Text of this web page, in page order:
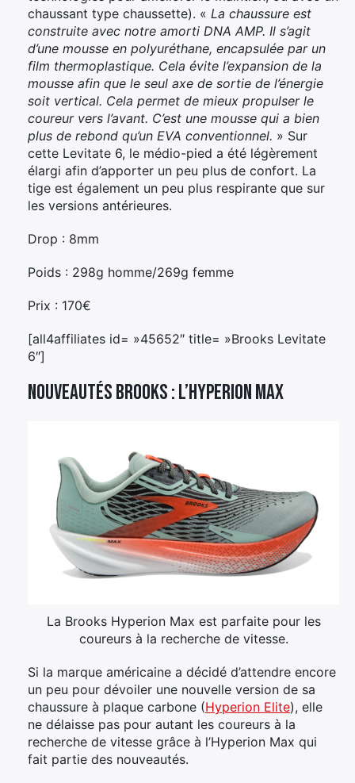
chaussant type chaussette). « La chaussure est
construite avec notre amorti DNA AMP. Il s’agit
d’une mousse en polyuréthane, encapsulée par un
film thermoplastique. Cela évite l’expansion de la
mousse afin que le seul axe de sortie de l’énergie
soit vertical. Cela permet de mieux propulser le
coureur vers l’avant. C’est une mousse qui a bien
plus de rebond qu’un EVA conventionnel. » Sur
cette Levitate 6, le médio-pied a été légèrement
élargi afin d’apporter un peu plus de confort. La
tige est également un peu plus respirante que sur
les versions antérieures.
Drop : 8mm
Poids : 298g homme/269g femme
Prix : 170€
[all4affiliates id= »45652″ title= »Brooks Levitate
6″]
Nouveautés Brooks : l’Hyperion Max
La Brooks Hyperion Max est parfaite pour les
coureurs à la recherche de vitesse.
Si la marque américaine a décidé d’attendre encore
un peu pour dévoiler une nouvelle version de sa
chaussure à plaque carbone (Hyperion Elite), elle
ne délaisse pas pour autant les coureurs à la
recherche de vitesse grâce à l’Hyperion Max qui
fait partie des nouveautés.